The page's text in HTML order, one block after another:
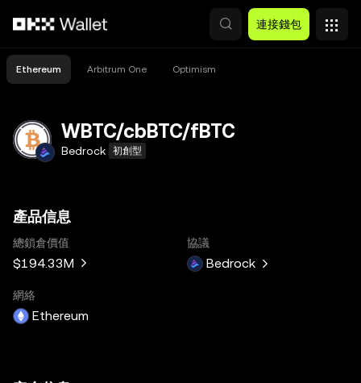
連接錢包
Ethereum Arbitrum One Optimism
WBTC/cbBTC/fBTC
Bedrock 初創型
產品信息
總鎖倉價值
$194.33M
協議
Bedrock
網絡
Ethereum